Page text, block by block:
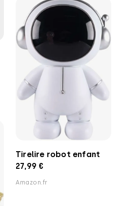
Tirelire robot enfant
27,99 €
Amazon.fr